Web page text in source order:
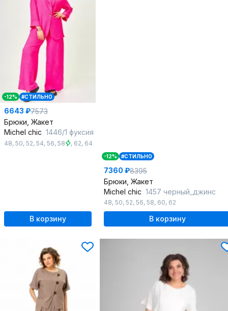
-12% #СТИЛЬНО
6643 ₽7573
Брюки, Жакет
Michel chic 1446/1 фуксия
48, 50, 52, 54, 56, 58 , 62, 64
В корзину
-12% #СТИЛЬНО
7360 ₽8395
Брюки, Жакет
Michel chic 1457 черный_джинс
48, 50, 52, 56, 58, 60, 62
В корзину